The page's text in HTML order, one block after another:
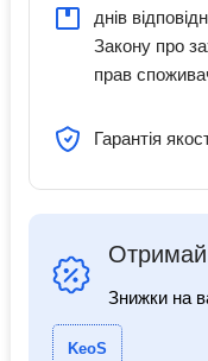
днів
Закону про
прав
Гарантія
Отримай
Знижки на
KeoS